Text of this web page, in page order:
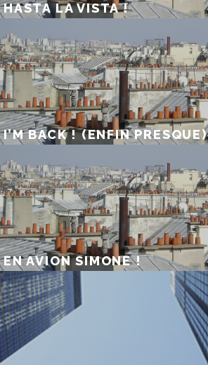
HASTA LA VISTA !
I’M BACK ! (ENFIN PRESQUE)
EN AVION SIMONE !